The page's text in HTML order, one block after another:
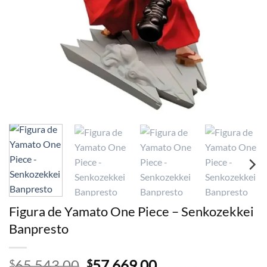
Figura de Yamato One Piece – Senkozekkei
Banpresto
$ $